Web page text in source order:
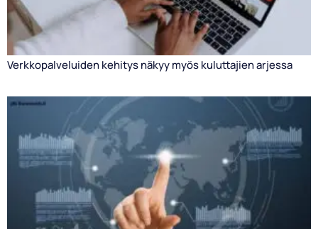
Verkkopalveluiden kehitys näkyy myös kuluttajien arjessa